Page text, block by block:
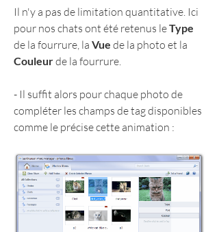
Il n'y a pas de limitation quantitative. Ici
pour nos chats ont été retenus le Type
de la fourrure, la Vue
Couleur de la fourrure.
- Il suffit alors pour chaque photo de
compléter les champs de tag disponibles
comme le précise cette animation :